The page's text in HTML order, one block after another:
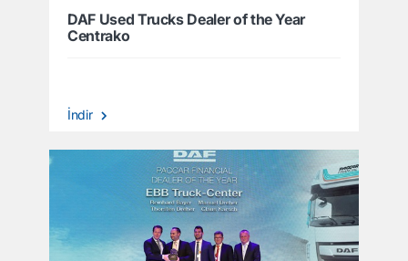
DAF Used Trucks Dealer of the Year
Centrako
İndir